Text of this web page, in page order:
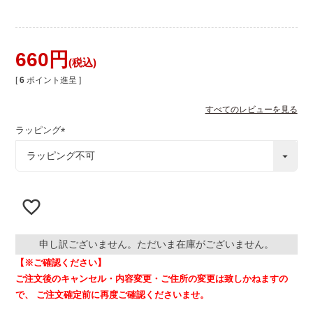
660 税込
[ 6 ポイント進呈 ]
すべてのレビューを見る
ラッピング
必
申し訳ございません。ただいま在庫がございません。
【※ご確認ください】
ご注文後のキャンセル・内容変更・ご住所の変更は致しかねますの
で、
ご注文確定前に再度ご確認くださいませ。